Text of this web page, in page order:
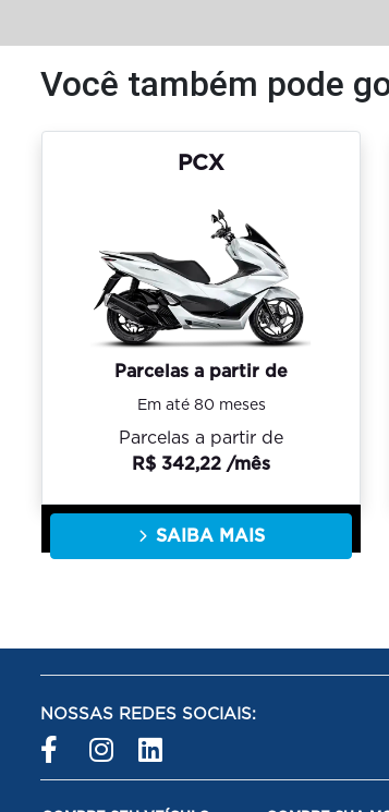
Você também pode
PCX
Parcelas a partir de
Em até 80 meses
Parcelas a partir de
R$ 342,22 /mês
SAIBA MAIS
NOSSAS REDES SOCIAIS: